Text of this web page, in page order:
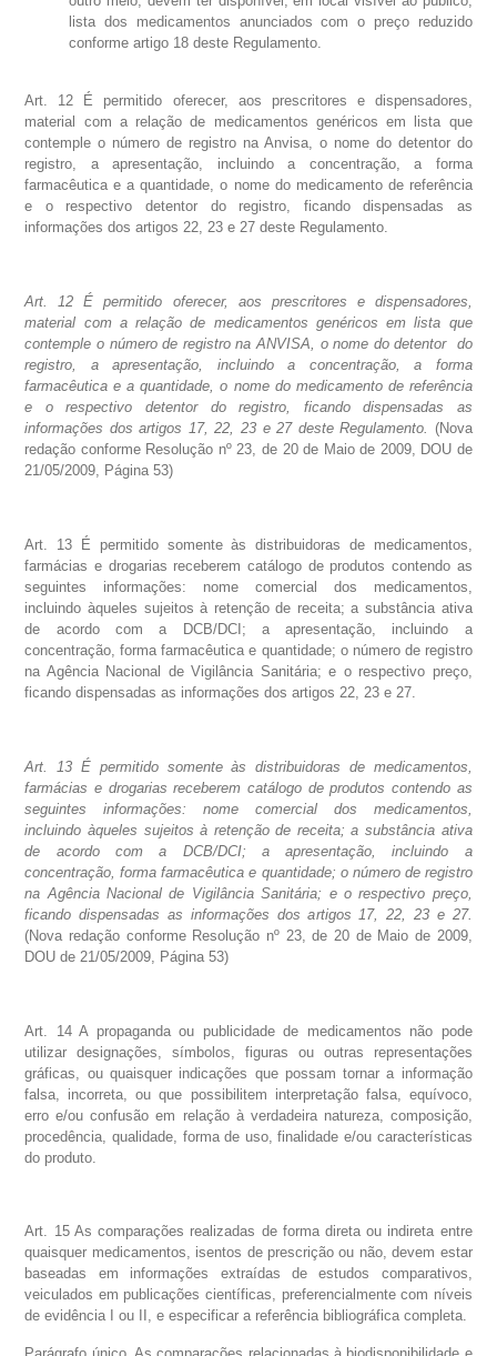
lista dos medicamentos anunciados com o preço reduzido
conforme artigo 18 deste Regulamento.
Art. 12 É permitido oferecer, aos prescritores e dispensadores,
material com a relação de medicamentos genéricos em lista que
contemple o número de registro na Anvisa, o nome do detentor do
registro, a apresentação, incluindo a concentração, a forma
farmacêutica e a quantidade, o nome do medicamento de referência
e o respectivo detentor do registro, ficando dispensadas as
informações dos artigos 22, 23 e 27 deste Regulamento.
Art. 12 É permitido oferecer, aos prescritores e dispensadores,
material com a relação de medicamentos genéricos em lista que
contemple o número de registro na ANVISA, o nome do detentor do
registro, a apresentação, incluindo a concentração, a forma
farmacêutica e a quantidade, o nome do medicamento de referência
e o respectivo detentor do registro, ficando dispensadas as
informações dos artigos 17, 22, 23 e 27 deste Regulamento. (Nova
redação conforme Resolução nº 23, de 20 de Maio de 2009, DOU de
21/05/2009, Página 53)
Art. 13 É permitido somente às distribuidoras de medicamentos,
farmácias e drogarias receberem catálogo de produtos contendo as
seguintes informações: nome comercial dos medicamentos,
incluindo àqueles sujeitos à retenção de receita; a substância ativa
de acordo com a DCB/DCI; a apresentação, incluindo a
concentração, forma farmacêutica e quantidade; o número de registro
na Agência Nacional de Vigilância Sanitária; e o respectivo preço,
ficando dispensadas as informações dos artigos 22, 23 e 27.
Art. 13 É permitido somente às distribuidoras de medicamentos,
farmácias e drogarias receberem catálogo de produtos contendo as
seguintes informações: nome comercial dos medicamentos,
incluindo àqueles sujeitos à retenção de receita; a substância ativa
de acordo com a DCB/DCI; a apresentação, incluindo a
concentração, forma farmacêutica e quantidade; o número de registro
na Agência Nacional de Vigilância Sanitária; e o respectivo preço,
ficando dispensadas as informações dos artigos 17, 22, 23 e 27.
(Nova redação conforme Resolução nº 23, de 20 de Maio de 2009,
DOU de 21/05/2009, Página 53)
Art. 14 A propaganda ou publicidade de medicamentos não pode
utilizar designações, símbolos, figuras ou outras representações
gráficas, ou quaisquer indicações que possam tornar a informação
falsa, incorreta, ou que possibilitem interpretação falsa, equívoco,
erro e/ou confusão em relação à verdadeira natureza, composição,
procedência, qualidade, forma de uso, finalidade e/ou características
do produto.
Art. 15 As comparações realizadas de forma direta ou indireta entre
quaisquer medicamentos, isentos de prescrição ou não, devem estar
baseadas em informações extraídas de estudos comparativos,
veiculados em publicações científicas, preferencialmente com níveis
de evidência I ou II, e especificar a referência bibliográfica completa.